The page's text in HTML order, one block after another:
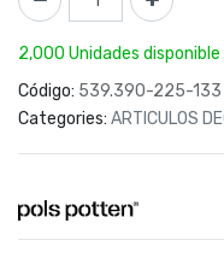
2,000 Unidades disponible
Código: 539.390-225-133
Categories: ARTICULOS